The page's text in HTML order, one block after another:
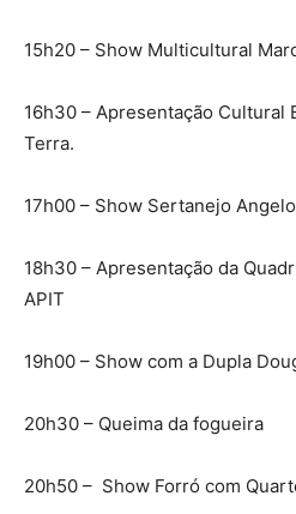
15h20 – Show Multicultural
16h30 – Apresentação Cultural
Terra.
17h00 – Show Sertanejo
18h30 – Apresentação da
APIT
19h00 – Show com a Dupla
20h30 – Queima da fogueira
20h50 – Show Forró com